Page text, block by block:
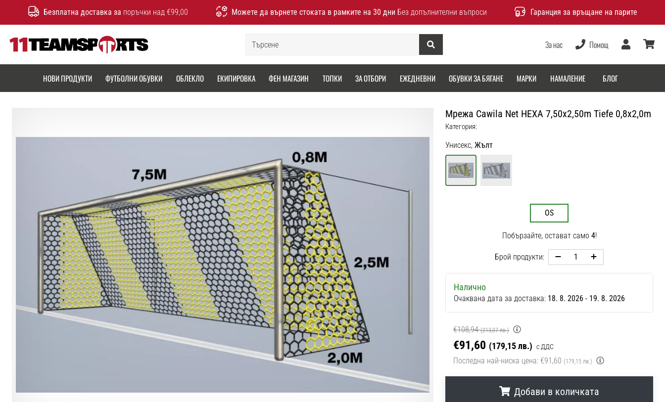
Безплатна доставка за поръчки над €99,00 Можете да върнете стоката в рамките на 30 дни Без допълнителни въпроси Гаранция за връщане на парите
Търсене
За нас Помощ
Потребител
НОВИ ПРОДУКТИ ФУТБОЛНИ ОБУВКИ ОБЛЕКЛО ЕКИПИРОВКА ФЕН МАГАЗИН ТОПКИ ЗА ОТБОРИ ЕЖЕДНЕВНИ ОБУВКИ ЗА БЯГАНЕ МАРКИ НАМАЛЕНИЕ БЛОГ
Мрежа Cawila Net HEXA 7,50x2,50m Tiefe 0,8x2,0m
Категория:
Унисекс, Жълт
OS
Побързайте, остават само 4!
Брой продукти:
Налично
Очаквана дата за доставка: 18. 8. 2026 - 19. 8. 2026
€108,94 (213,07 лв.)
€91,60 (179,15 лв.) с ДДС
Последна най-ниска цена: €91,60 (179,15 лв.)
Добави в количката